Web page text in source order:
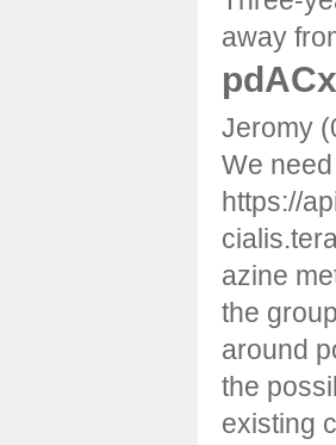
away
Jeromy
We
https://
azine
the
around
the
existing